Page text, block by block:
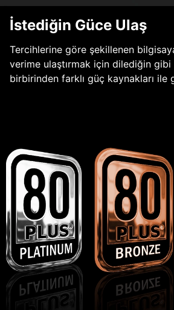
İstediğin Güce Ulaş
Tercihlerine göre şekillenen
verime ulaştırmak için dilediğin
birbirinden farklı güç kaynakları ile